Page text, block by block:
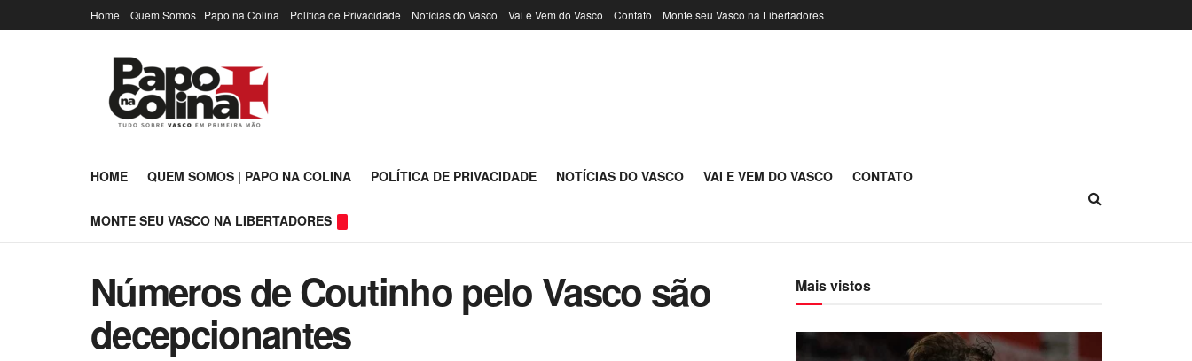
Home Quem Somos | Papo na Colina Política de Privacidade Notícias do Vasco Vai e Vem do Vasco Contato Monte seu Vasco na Libertadores
HOME QUEM SOMOS | PAPO NA COLINA POLÍTICA DE PRIVACIDADE NOTÍCIAS DO VASCO VAI E VEM DO VASCO CONTATO
MONTE SEU VASCO NA LIBERTADORES
Números de Coutinho pelo Vasco são
decepcionantes
Mais vistos